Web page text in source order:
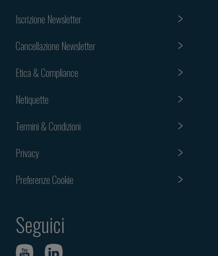
Iscrizione Newsletter
Cancellazione Newsletter
Etica & Compliance
Netiquette
Termini & Condizioni
Privacy
Preferenze Cookie
Seguici